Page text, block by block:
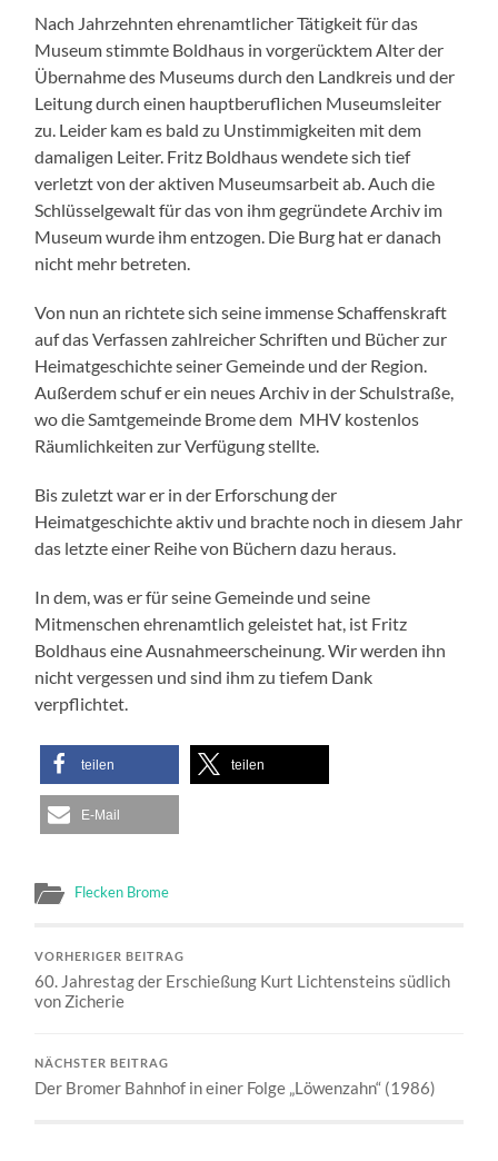
Nach Jahrzehnten ehrenamtlicher Tätigkeit für das
Museum stimmte Boldhaus in vorgerücktem Alter der
Übernahme des Museums durch den Landkreis und der
Leitung durch einen hauptberuflichen Museumsleiter
zu. Leider kam es bald zu Unstimmigkeiten mit dem
damaligen Leiter. Fritz Boldhaus wendete sich tief
verletzt von der aktiven Museumsarbeit ab. Auch die
Schlüsselgewalt für das von ihm gegründete Archiv im
Museum wurde ihm entzogen. Die Burg hat er danach
nicht mehr betreten.
Von nun an richtete sich seine immense Schaffenskraft
auf das Verfassen zahlreicher Schriften und Bücher zur
Heimatgeschichte seiner Gemeinde und der Region.
Außerdem schuf er ein neues Archiv in der Schulstraße,
wo die Samtgemeinde Brome dem MHV kostenlos
Räumlichkeiten zur Verfügung stellte.
Bis zuletzt war er in der Erforschung der
Heimatgeschichte aktiv und brachte noch in diesem Jahr
das letzte einer Reihe von Büchern dazu heraus.
In dem, was er für seine Gemeinde und seine
Mitmenschen ehrenamtlich geleistet hat, ist Fritz
Boldhaus eine Ausnahmeerscheinung. Wir werden ihn
nicht vergessen und sind ihm zu tiefem Dank
verpflichtet.
teilen teilen
E-Mail
Flecken Brome
VORHERIGER BEITRAG
60. Jahrestag der Erschießung Kurt Lichtensteins südlich
von Zicherie
NÄCHSTER BEITRAG
Der Bromer Bahnhof in einer Folge „Löwenzahn“ (1986)